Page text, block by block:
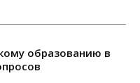
образованию в